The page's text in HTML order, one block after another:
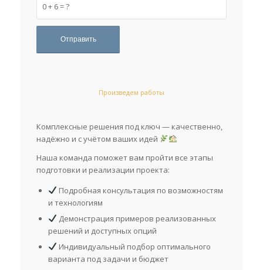
0 + 6 = ?
Произведем работы
Комплексные решения под ключ — качественно,
надёжно и с учётом ваших идей
Наша команда поможет вам пройти все этапы
подготовки и реализации проекта:
Подробная консультация по возможностям
и технологиям
Демонстрация примеров реализованных
решений и доступных опций
Индивидуальный подбор оптимального
варианта под задачи и бюджет